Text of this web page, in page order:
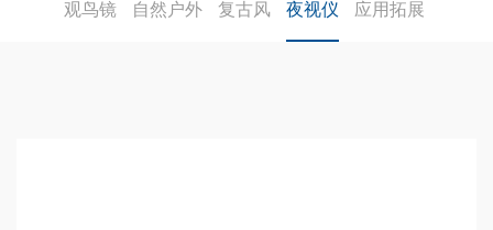
观鸟镜 自然户外 复古风 夜视仪 应用拓展